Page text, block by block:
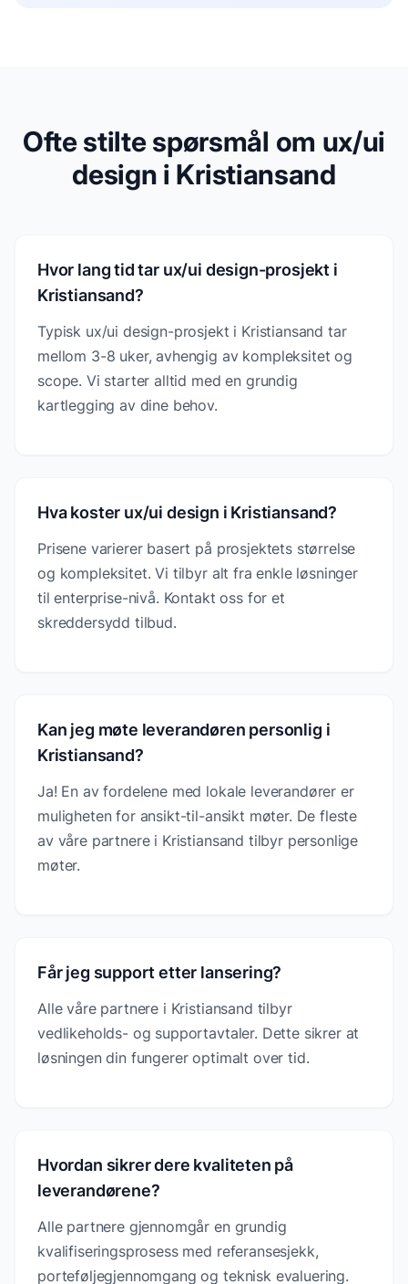
Ofte stilte spørsmål om ux/ui
design i Kristiansand
Hvor lang tid tar ux/ui design-prosjekt i
Kristiansand?
Typisk ux/ui design-prosjekt i Kristiansand tar
mellom 3-8 uker, avhengig av kompleksitet og
scope. Vi starter alltid med en grundig
kartlegging av dine behov.
Hva koster ux/ui design i Kristiansand?
Prisene varierer basert på prosjektets størrelse
og kompleksitet. Vi tilbyr alt fra enkle løsninger
til enterprise-nivå. Kontakt oss for et
skreddersydd tilbud.
Kan jeg møte leverandøren personlig i
Kristiansand?
Ja! En av fordelene med lokale leverandører er
muligheten for ansikt-til-ansikt møter. De fleste
av våre partnere i Kristiansand tilbyr personlige
møter.
Får jeg support etter lansering?
Alle våre partnere i Kristiansand tilbyr
vedlikeholds- og supportavtaler. Dette sikrer at
løsningen din fungerer optimalt over tid.
Hvordan sikrer dere kvaliteten på
leverandørene?
Alle partnere gjennomgår en grundig
kvalifiseringsprosess med referansesjekk,
porteføljegjennomgang og teknisk evaluering.